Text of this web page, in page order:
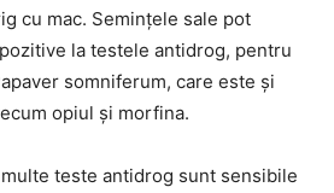
cu mac. Semințele sale pot
la testele antidrog, pentru
somniferum, care este și
opiul și morfina.
teste antidrog sunt sensibile